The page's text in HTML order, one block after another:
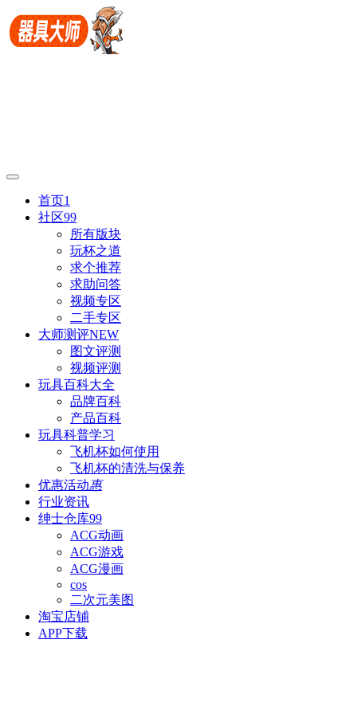
首页1
社区99
所有版块
玩杯之道
求个推荐
求助问答
视频专区
二手专区
大师测评NEW
图文评测
视频评测
玩具百科大全
品牌百科
产品百科
玩具科普学习
飞机杯如何使用
飞机杯的清洗与保养
优惠活动惠
行业资讯
绅士仓库99
ACG动画
ACG游戏
ACG漫画
cos
二次元美图
淘宝店铺
APP下载